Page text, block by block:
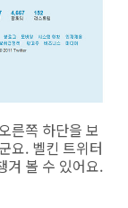
른쪽 하단을 보
요. 벨킨 트위터
겨 볼 수 있어요.